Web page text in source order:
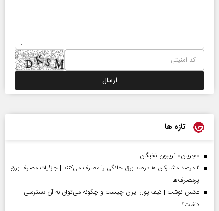
تازه ها
«جریان» تریبون نخبگان
۲ درصد مشترکان ۱۰ درصد برق خانگی را مصرف می‌کنند | جزئیات مصرف برق
پرمصرف‌ها
عکس نوشت | کیف پول ایران چیست و چگونه می‌توان به آن دسترسی
داشت؟